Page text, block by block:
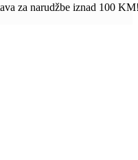
za narudžbe iznad 100